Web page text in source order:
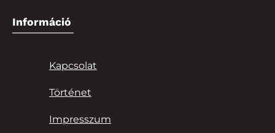
Információ
Kapcsolat
Történet
Impresszum